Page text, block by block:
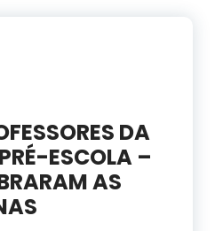
DA
ESCOLA –
AS